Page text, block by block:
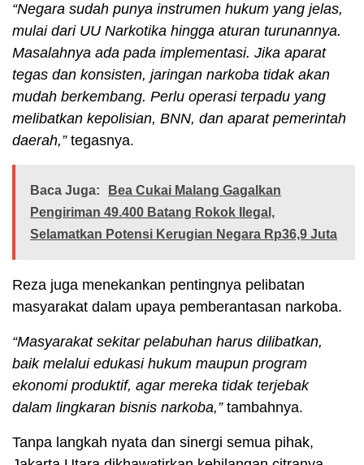
“Negara sudah punya instrumen hukum yang jelas,
mulai dari UU Narkotika hingga aturan turunannya.
Masalahnya ada pada implementasi. Jika aparat
tegas dan konsisten, jaringan narkoba tidak akan
mudah berkembang. Perlu operasi terpadu yang
melibatkan kepolisian, BNN, dan aparat pemerintah
daerah,”tegasnya.
Baca Juga:
Bea Cukai Malang Gagalkan
Pengiriman 49.400 Batang Rokok Ilegal,
Selamatkan Potensi Kerugian Negara Rp36,9 Juta
Reza juga menekankan pentingnya pelibatan
masyarakat dalam upaya pemberantasan narkoba.
“Masyarakat sekitar pelabuhan harus dilibatkan,
baik melalui edukasi hukum maupun program
ekonomi produktif, agar mereka tidak terjebak
dalam lingkaran bisnis narkoba,”tambahnya.
Tanpa langkah nyata dan sinergi semua pihak,